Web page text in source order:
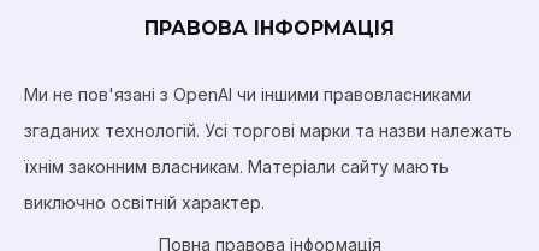
ПРАВОВА ІНФОРМАЦІЯ
Ми не пов'язані з OpenAI чи іншими правовласниками
згаданих технологій. Усі торгові марки та назви належать
їхнім законним власникам. Матеріали сайту мають
виключно освітній характер.
Повна правова інформація